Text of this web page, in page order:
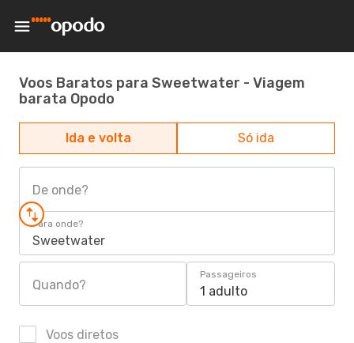
Voos Baratos para Sweetwater - Viagem
barata Opodo
Ida e volta Só ida
De onde?
Para onde?
Sweetwater
Quando?
Passageiros
1 adulto
Voos diretos